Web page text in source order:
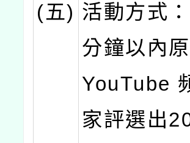
(五) 活動方式
分鐘以內
YouTube
家評選出